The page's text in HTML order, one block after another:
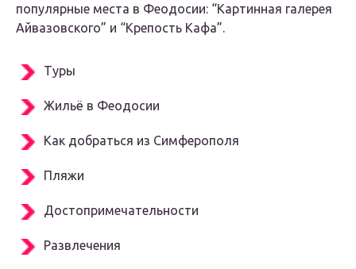
популярные места в Феодосии: “Картинная галерея
Айвазовского” и “Крепость Кафа”.
Туры
Жильё в Феодосии
Как добраться из Симферополя
Пляжи
Достопримечательности
Развлечения